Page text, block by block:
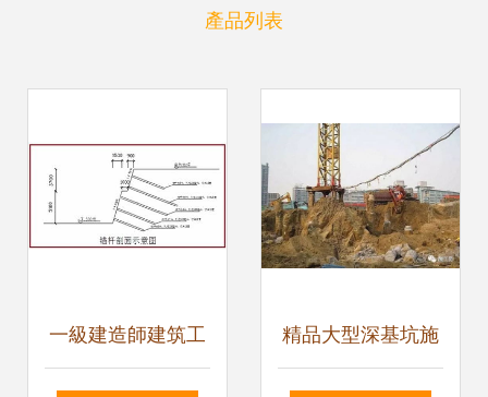
產品列表
一級建造師建筑工 精品大型深基坑施